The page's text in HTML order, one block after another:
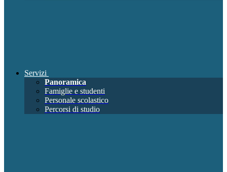
Servizi
Panoramica
Famiglie e studenti
Personale scolastico
Percorsi di studio